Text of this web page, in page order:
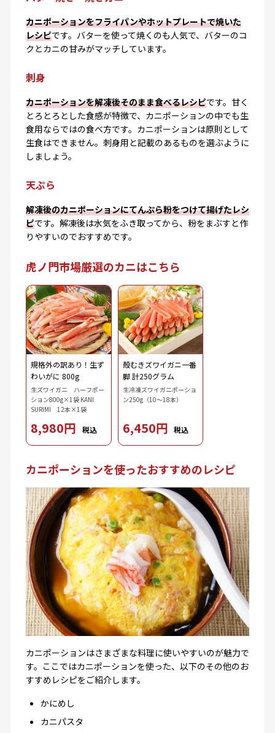
カニポーションをフライパンやホットプレートで焼いた
レシピです。バターを使って焼くのも人気で、バターのコ
クとカニの甘みがマッチしています。
刺身
カニポーションを解凍後そのまま食べるレシピです。甘く
とろとろとした食感が特徴で、カニポーションの中でも生
食用ならではの食べ方です。カニポーションは原則として
生食はできません。刺身用と記載のあるものを選ぶように
しましょう。
天ぷら
解凍後のカニポーションにてんぷら粉をつけて揚げたレシ
ピです。解凍後は水気をふき取ってから、粉をまぶすと作
りやすいのでおすすめです。
虎ノ門市場厳選のカニはこちら
規格外の訳あり！生ず
わいがに 800g
生ズワイガニ ハーフポー
ション800g×1袋 KANI
SURIMI 12本×1袋
8,980円 税込
殻むきズワイガニ一番
脚 計250グラム
生冷凍ズワイガニポーショ
ン250g（10～18本）
6,450円 税込
カニポーションを使ったおすすめのレシピ
カニポーションはさまざまな料理に使いやすいのが魅力で
す。ここではカニポーションを使った、以下のその他のお
すすめレシピをご紹介します。
かにめし
カニパスタ